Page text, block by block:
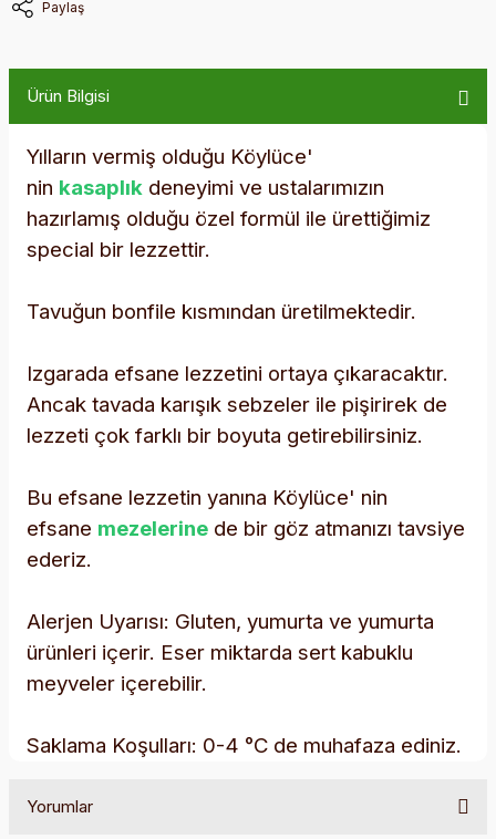
Paylaş
Ürün Bilgisi
Yılların vermiş olduğu Köylüce'
nin kasaplık deneyimi ve ustalarımızın
hazırlamış olduğu özel formül ile ürettiğimiz
special bir lezzettir.
Tavuğun bonfile kısmından üretilmektedir.
Izgarada efsane lezzetini ortaya çıkaracaktır.
Ancak tavada karışık sebzeler ile pişirirek de
lezzeti çok farklı bir boyuta getirebilirsiniz.
Bu efsane lezzetin yanına Köylüce' nin
efsane mezelerine de bir göz atmanızı tavsiye
ederiz.
Alerjen Uyarısı: Gluten, yumurta ve yumurta
ürünleri içerir. Eser miktarda sert kabuklu
meyveler içerebilir.
Saklama Koşulları: 0-4 °C de muhafaza ediniz.
Yorumlar